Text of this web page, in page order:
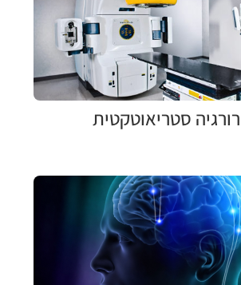
סטריאוטקטית